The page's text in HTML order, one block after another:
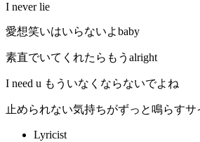
I never lie
愛想笑いはいらないよbaby
素直でいてくれたらもうalright
I need u もういなくならないでよね
止められない気持ちがずっと鳴らすサ
Lyricist